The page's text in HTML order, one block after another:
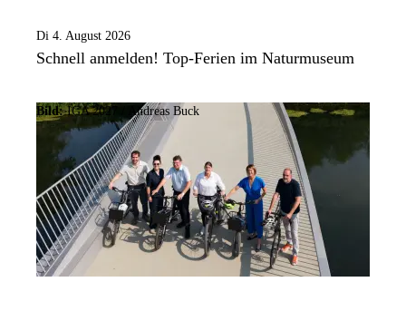
Di 4. August 2026
Schnell anmelden! Top-Ferien im Naturmuseum
Bild: IGA 2027 / Andreas Buck